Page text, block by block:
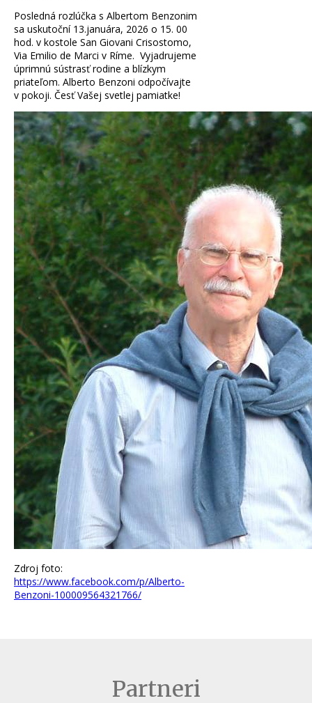
Posledná rozlúčka s Albertom Benzonim
sa uskutoční 13.januára, 2026 o 15. 00
hod. v kostole San Giovani Crisostomo,
Via Emilio de Marci v Ríme. Vyjadrujeme
úprimnú sústrasť rodine a blízkym
priateľom. Alberto Benzoni odpočívajte
v pokoji. Česť Vašej svetlej pamiatke!
Zdroj foto:
https://www.facebook.com/p/Alberto-
Benzoni-100009564321766/
Partneri